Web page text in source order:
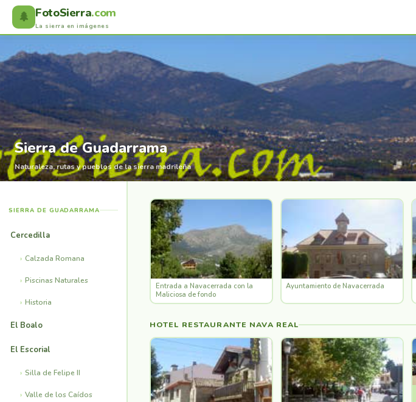
🌲 FotoSierra.com
La sierra en imágenes
Sierra de Guadarrama
Naturaleza, rutas y pueblos de la sierra madrileña
SIERRA DE GUADARRAMA
Cercedilla
Calzada Romana
Piscinas Naturales
Historia
El Boalo
El Escorial
Silla de Felipe II
Valle de los Caídos
Entrada a Navacerrada con la
Maliciosa de fondo
Ayuntamiento de Navacerrada
HOTEL RESTAURANTE NAVA REAL